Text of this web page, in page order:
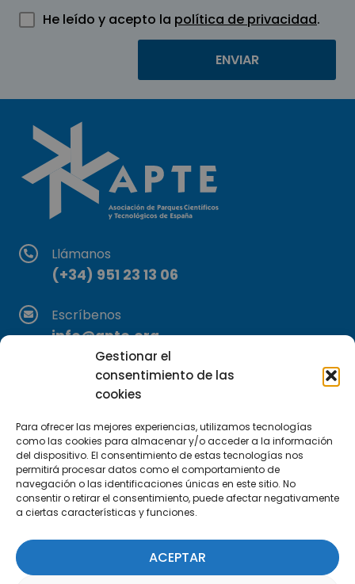
Gestionar el
consentimiento de las
cookies
Para ofrecer las mejores experiencias, utilizamos tecnologías
como las cookies para almacenar y/o acceder a la información
del dispositivo. El consentimiento de estas tecnologías nos
permitirá procesar datos como el comportamiento de
navegación o las identificaciones únicas en este sitio. No
consentir o retirar el consentimiento, puede afectar negativamente
a ciertas características y funciones.
ACEPTAR
He leído y acepto la política de privacidad.
Llámanos
(+34) 951 23 13 06
Escríbenos
info@apte.org
Encuéntranos
C/Marie Curie, 35
29590 Campanillas, Málaga
Suscríbete a nuestra Newsletter